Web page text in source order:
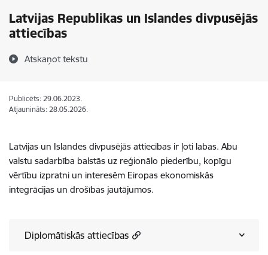
Latvijas Republikas un Islandes divpusējās
attiecības
Atskaņot tekstu
Publicēts: 29.06.2023.
Atjaunināts: 28.05.2026.
Latvijas un Islandes divpusējās attiecības ir ļoti labas. Abu
valstu sadarbība balstās uz reģionālo piederību, kopīgu
vērtību izpratni un interesēm Eiropas ekonomiskās
integrācijas un drošības jautājumos.
Diplomātiskās attiecības